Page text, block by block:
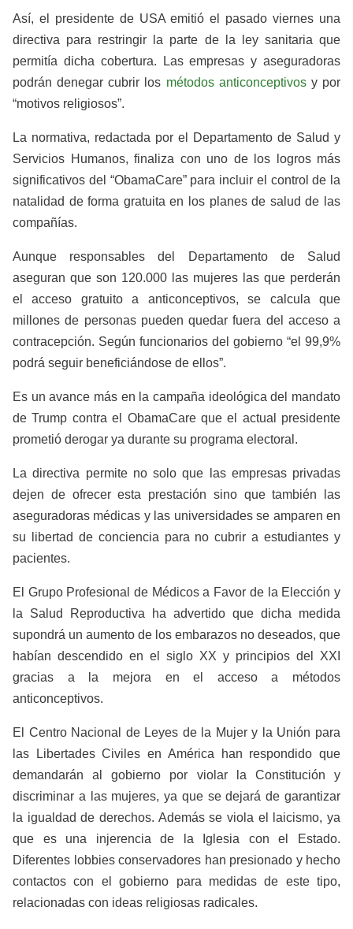
Así, el presidente de USA emitió el pasado viernes una
directiva para restringir la parte de la ley sanitaria que
permitía dicha cobertura. Las empresas y aseguradoras
podrán denegar cubrir los métodos anticonceptivosy por
“motivos religiosos”.
La normativa, redactada por el Departamento de Salud y
Servicios Humanos, finaliza con uno de los logros más
significativos del “ObamaCare” para incluir el control de la
natalidad de forma gratuita en los planes de salud de las
compañías.
Aunque responsables del Departamento de Salud
aseguran que son 120.000 las mujeres las que perderán
el acceso gratuito a anticonceptivos, se calcula que
millones de personas pueden quedar fuera del acceso a
contracepción. Según funcionarios del gobierno “el 99,9%
podrá seguir beneficiándose de ellos”.
Es un avance más en la campaña ideológica del mandato
de Trump contra el ObamaCare que el actual presidente
prometió derogar ya durante su programa electoral.
La directiva permite no solo que las empresas privadas
dejen de ofrecer esta prestación sino que también las
aseguradoras médicas y las universidades se amparen en
su libertad de conciencia para no cubrir a estudiantes y
pacientes.
El Grupo Profesional de Médicos a Favor de la Elección y
la Salud Reproductiva ha advertido que dicha medida
supondrá un aumento de los embarazos no deseados, que
habían descendido en el siglo XX y principios del XXI
gracias a la mejora en el acceso a métodos
anticonceptivos.
El Centro Nacional de Leyes de la Mujer y la Unión para
las Libertades Civiles en América han respondido que
demandarán al gobierno por violar la Constitución y
discriminar a las mujeres, ya que se dejará de garantizar
la igualdad de derechos. Además se viola el laicismo, ya
que es una injerencia de la Iglesia con el Estado.
Diferentes lobbies conservadores han presionado y hecho
contactos con el gobierno para medidas de este tipo,
relacionadas con ideas religiosas radicales.